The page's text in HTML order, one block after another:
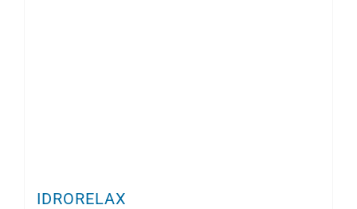
IDRORELAX